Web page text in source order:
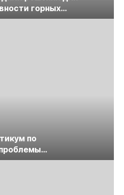
горных
по
экспертизы